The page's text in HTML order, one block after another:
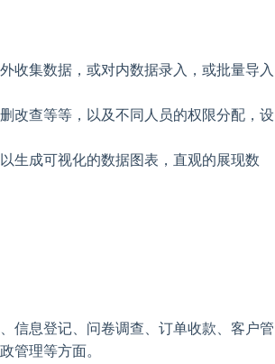
收集数据，或对内数据录入，或批量导入
改查等等，以及不同人员的权限分配，设
生成可视化的数据图表，直观的展现数
信息登记、问卷调查、订单收款、客户管
管理等方面。